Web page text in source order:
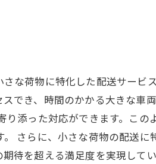
な荷物に特化した配送サービ
でき、時間のかかる大きな車
添った対応ができます。この
さらに、小さな荷物の配送に
待を超える満足度を実現して